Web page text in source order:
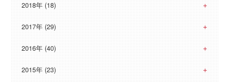
2018年 (18)
2017年 (29)
2016年 (40)
2015年 (23)